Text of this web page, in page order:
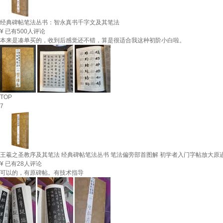
经典碑帖笔法丛书：智永真书千字文及其笔法
¥ 已有500人评论
本来是凑单买的，收到后感觉还不错，算是很适合我这种初阶小白啦。
TOP
7
王羲之圣教序及其笔法 经典碑帖笔法丛书 笔法偏旁部首图解 初学者入门字帖放大原
¥ 已有28人评论
可以的，有原碑帖。有技术指导